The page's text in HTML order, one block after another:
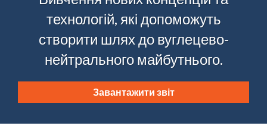
технологій, які допоможуть
створити шлях до вуглецево-
нейтрального майбутнього.
Завантажити звіт